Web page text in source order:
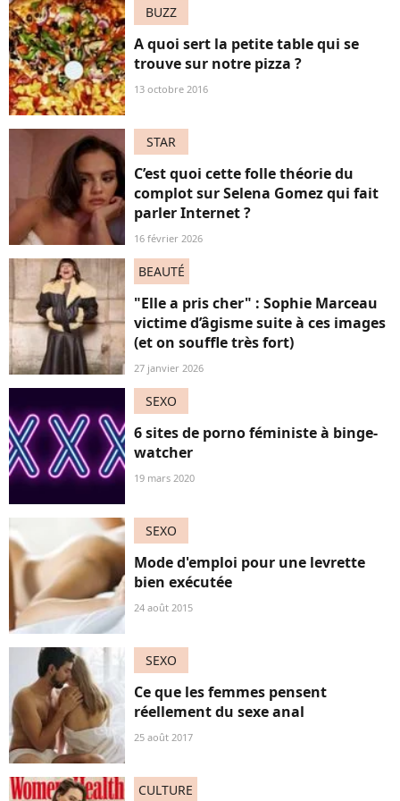
BUZZ
A quoi sert la petite table qui se
trouve sur notre pizza ?
13 octobre 2016
STAR
C’est quoi cette folle théorie du
complot sur Selena Gomez qui fait
parler Internet ?
16 février 2026
BEAUTÉ
"Elle a pris cher" : Sophie Marceau
victime d’âgisme suite à ces images
(et on souffle très fort)
27 janvier 2026
SEXO
6 sites de porno féministe à binge-
watcher
19 mars 2020
SEXO
Mode d'emploi pour une levrette
bien exécutée
24 août 2015
SEXO
Ce que les femmes pensent
réellement du sexe anal
25 août 2017
CULTURE